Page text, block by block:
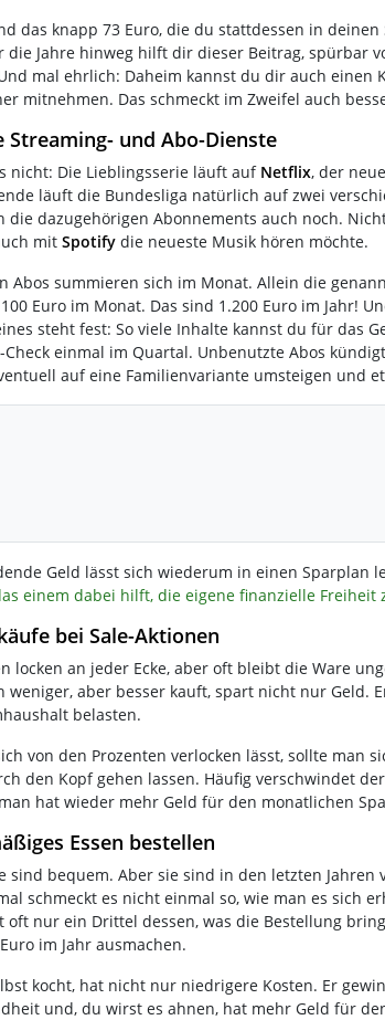
das knapp 73 Euro, die du stattdessen in
die Jahre hinweg hilft dir dieser Beitrag, spürbar
mal ehrlich: Daheim kannst du dir auch einen
mitnehmen. Das schmeckt im Zweifel auch
Streaming- und Abo-Dienste
nicht: Die Lieblingsserie läuft auf Netflix, der
läuft die Bundesliga natürlich auf zwei
die dazugehörigen Abonnements auch noch.
mit Spotify die neueste Musik hören möchte.
Abos summieren sich im Monat. Allein die
Euro im Monat. Das sind 1.200 Euro im Jahr!
steht fest: So viele Inhalte kannst du für das
einmal im Quartal. Unbenutzte Abos
auf eine Familienvariante umsteigen und
Geld lässt sich wiederum in einen Sparplan
einem dabei hilft, die eigene finanzielle Freiheit
bei Sale-Aktionen
locken an jeder Ecke, aber oft bleibt die Ware
weniger, aber besser kauft, spart nicht nur Geld.
belasten.
von den Prozenten verlocken lässt, sollte man
den Kopf gehen lassen. Häufig verschwindet
hat wieder mehr Geld für den monatlichen
Essen bestellen
sind bequem. Aber sie sind in den letzten Jahren
schmeckt es nicht einmal so, wie man es sich
oft nur ein Drittel dessen, was die Bestellung
im Jahr ausmachen.
kocht, hat nicht nur niedrigere Kosten. Er
und, du wirst es ahnen, hat mehr Geld für